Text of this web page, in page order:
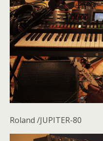
Roland /JUPITER-80